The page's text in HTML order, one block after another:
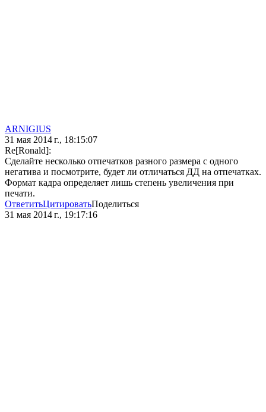
ARNIGIUS
31 мая 2014 г., 18:15:07
Re[Ronald]:
Сделайте несколько отпечатков разного размера с одного
негатива и посмотрите, будет ли отличаться ДД на отпечатках.
Формат кадра определяет лишь степень увеличения при
печати.
ОтветитьЦитироватьПоделиться
31 мая 2014 г., 19:17:16